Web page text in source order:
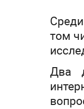
том
Два